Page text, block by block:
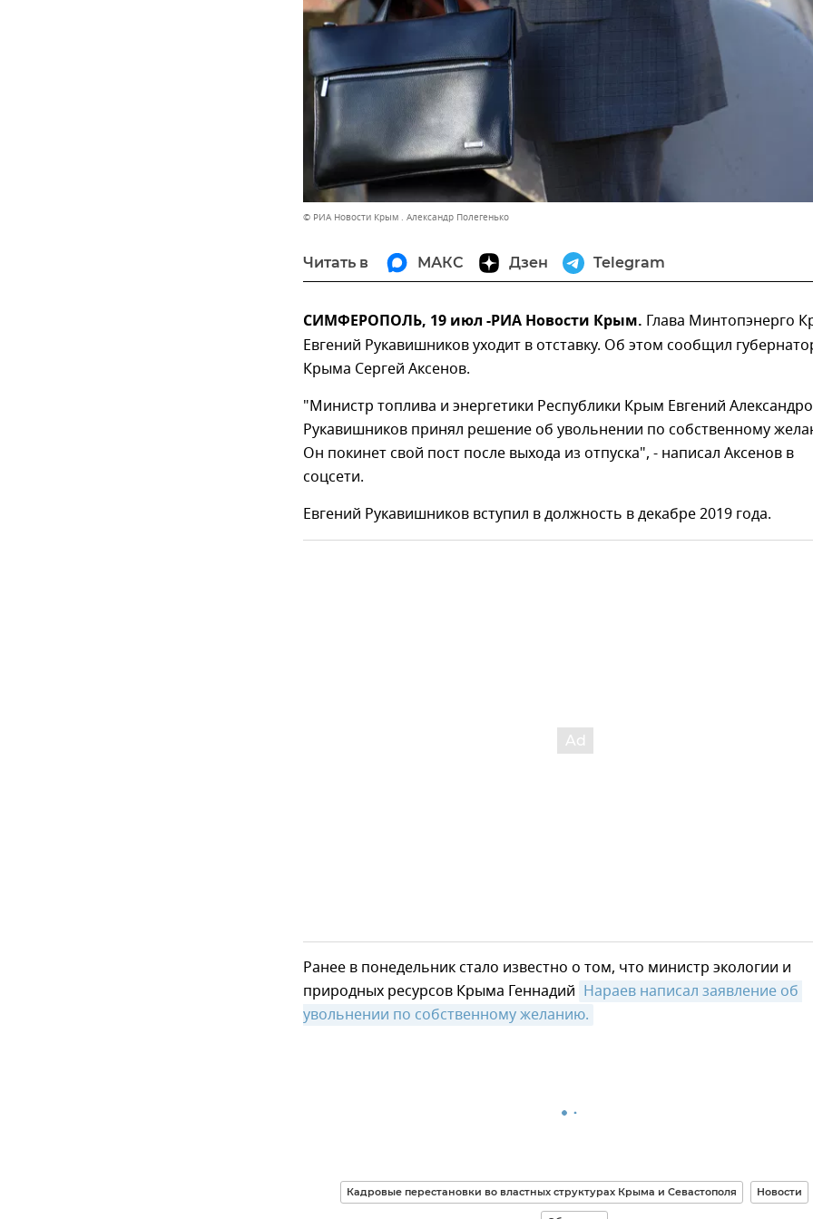
© РИА Новости Крым . Александр Полегенько
Читать в МАКС Дзен Telegram
СИМФЕРОПОЛЬ, 19 июл -РИА Новости Крым. Глава Минтопэнерго
Евгений Рукавишников уходит в отставку. Об этом сообщил
Крыма Сергей Аксенов.
"Министр топлива и энергетики Республики Крым Евгений
Рукавишников принял решение об увольнении по собственному
Он покинет свой пост после выхода из отпуска", - написал Аксенов в
соцсети.
Евгений Рукавишников вступил в должность в декабре 2019 года.
Ранее в понедельник стало известно о том, что министр экологии и
природных ресурсов Крыма Геннадий Нараев написал заявление об
увольнении по собственному желанию.
Кадровые перестановки во властных структурах Крыма и Севастополя Новости